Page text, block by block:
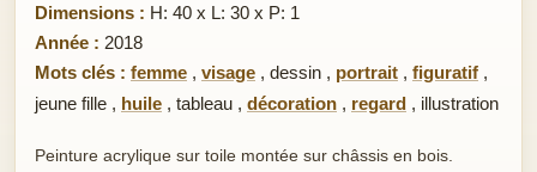
Dimensions : H: 40 x L: 30 x P: 1
Année : 2018
Mots clés : femme , visage , dessin , portrait , figuratif ,
jeune fille , huile , tableau , décoration , regard , illustration
Peinture acrylique sur toile montée sur châssis en bois.